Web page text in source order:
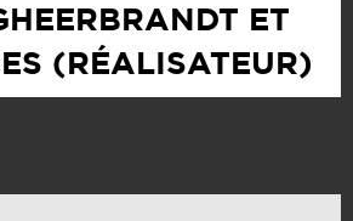
ET
(RÉALISATEUR)